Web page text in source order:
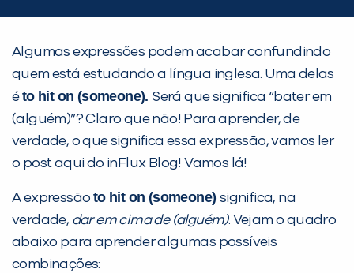
Algumas expressões podem acabar confundindo
quem está estudando a língua inglesa. Uma delas
éto hit on (someone). Será que significa “bater em
(alguém)”? Claro que não! Para aprender, de
verdade, o que significa essa expressão, vamos ler
o post aqui do inFlux Blog! Vamos lá!
A expressão to hit on (someone) significa, na
verdade, dar em cima de (alguém). Vejam o quadro
abaixo para aprender algumas possíveis
combinações:
PEÇA UMA DEMONSTRAÇÃO DE MÉTODO
Desculpe!
Não encontramos nenhuma unidade
inFlux nesta cidade ou bairro que